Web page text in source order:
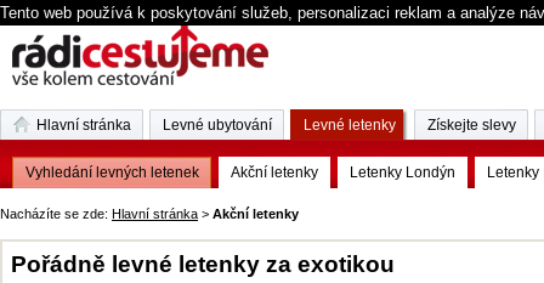
Tento web používá k poskytování služeb, personalizaci reklam a analýze
Nacházíte se zde: Hlavní stránka > Akční letenky
Pořádně levné letenky za exotikou
Hlavní stránka Levné ubytování Levné letenky
Vyhledání levných letenek Akční letenky Letenky Londýn Letenky
Získejte slevy